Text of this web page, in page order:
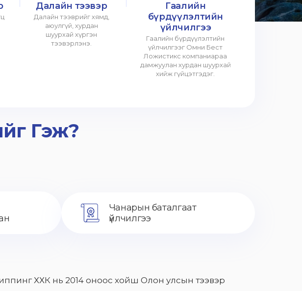
Далайн тээвэр
Далайн тээврийг хямд,
аюулгүй, хурдан
шуурхай хүргэн
тээвэрлэнэ.
Гаалийн
бүрдүүлэлтийн
үйлчилгээ
Гаалийн бүрдүүлэлтийн
үйлчилгээг Омни Бест
Ложистикс компаниараа
дамжуулан хурдан шуурхай
хийж гүйцэтгэдэг.
Гэж?
Чанарын баталгаат
үйлчилгээ
ХХК нь 2014 оноос хойш Олон улсын тээвэр